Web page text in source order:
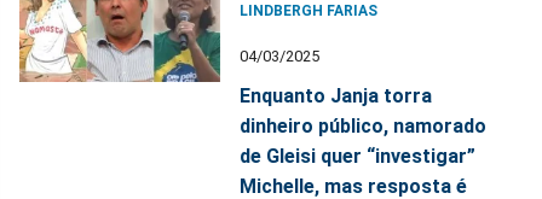
LINDBERGH FARIAS
04/03/2025
Enquanto Janja torra
dinheiro público, namorado
de Gleisi quer “investigar”
Michelle, mas resposta é